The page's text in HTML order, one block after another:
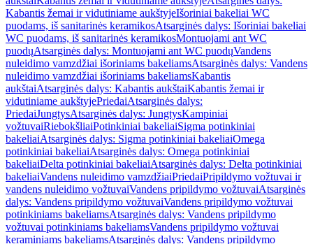
Kabantis žemai ir vidutiniame aukštyjeIšoriniai bakeliai WC
puodams, iš sanitarinės keramikosAtsarginės dalys: Išoriniai bakeliai
WC puodams, iš sanitarinės keramikosMontuojami ant WC
puodųAtsarginės dalys: Montuojami ant WC puodųVandens
nuleidimo vamzdžiai išoriniams bakeliamsAtsarginės dalys: Vandens
nuleidimo vamzdžiai išoriniams bakeliamsKabantis
aukštaiAtsarginės dalys: Kabantis aukštaiKabantis žemai ir
vidutiniame aukštyjePriedaiAtsarginės dalys:
PriedaiJungtysAtsarginės dalys: JungtysKampiniai
vožtuvaiRiebokšliaiPotinkiniai bakeliaiSigma potinkiniai
bakeliaiAtsarginės dalys: Sigma potinkiniai bakeliaiOmega
potinkiniai bakeliaiAtsarginės dalys: Omega potinkiniai
bakeliaiDelta potinkiniai bakeliaiAtsarginės dalys: Delta potinkiniai
bakeliaiVandens nuleidimo vamzdžiaiPriedaiPripildymo vožtuvai ir
vandens nuleidimo vožtuvaiVandens pripildymo vožtuvaiAtsarginės
dalys: Vandens pripildymo vožtuvaiVandens pripildymo vožtuvai
potinkiniams bakeliamsAtsarginės dalys: Vandens pripildymo
vožtuvai potinkiniams bakeliamsVandens pripildymo vožtuvai
keraminiams bakeliamsAtsarginės dalys: Vandens pripildymo